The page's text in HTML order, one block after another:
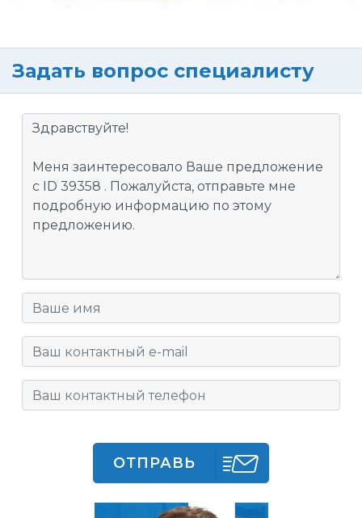
Задать вопрос специалисту
ОТПРАВЬ